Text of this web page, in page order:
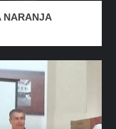
NARANJA